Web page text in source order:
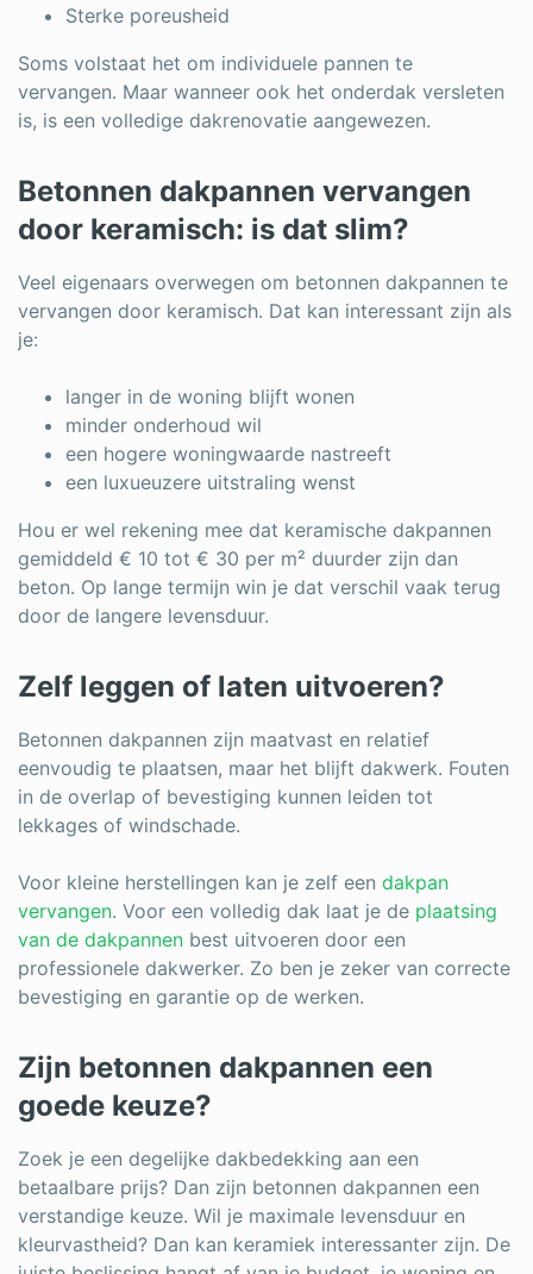
Sterke poreusheid
Soms volstaat het om individuele pannen te
vervangen. Maar wanneer ook het onderdak versleten
is, is een volledige dakrenovatie aangewezen.
Betonnen dakpannen vervangen
door keramisch: is dat slim?
Veel eigenaars overwegen om betonnen dakpannen te
vervangen door keramisch. Dat kan interessant zijn als
je:
langer in de woning blijft wonen
minder onderhoud wil
een hogere woningwaarde nastreeft
een luxueuzere uitstraling wenst
Hou er wel rekening mee dat keramische dakpannen
gemiddeld € 10 tot € 30 per m² duurder zijn dan
beton. Op lange termijn win je dat verschil vaak terug
door de langere levensduur.
Zelf leggen of laten uitvoeren?
Betonnen dakpannen zijn maatvast en relatief
eenvoudig te plaatsen, maar het blijft dakwerk. Fouten
in de overlap of bevestiging kunnen leiden tot
lekkages of windschade.
Voor kleine herstellingen kan je zelf een dakpan
vervangen. Voor een volledig dak laat je de plaatsing
van de dakpannen best uitvoeren door een
professionele dakwerker. Zo ben je zeker van correcte
bevestiging en garantie op de werken.
Zijn betonnen dakpannen een
goede keuze?
Zoek je een degelijke dakbedekking aan een
betaalbare prijs? Dan zijn betonnen dakpannen een
verstandige keuze. Wil je maximale levensduur en
kleurvastheid? Dan kan keramiek interessanter zijn. De